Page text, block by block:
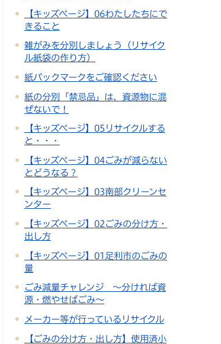
【キッズページ】06わたしたちにで
きること
雑がみを分別しましょう（リサイク
ル紙袋の作り方）
紙パックマークをご確認ください
紙の分別「禁忌品」は、資源物に混
ぜないで！
【キッズページ】05リサイクルする
と・・・
【キッズページ】04ごみが減らない
とどうなる？
【キッズページ】03南部クリーンセ
ンター
【キッズページ】02ごみの分け方・
出し方
【キッズページ】01足利市のごみの
量
ごみ減量チャレンジ ～分ければ資
源・燃やせばごみ～
メーカー等が行っているリサイクル
【ごみの分け方・出し方】使用済小